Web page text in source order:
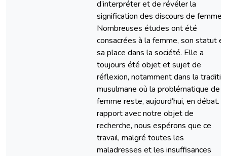
d’interpréter et de révéler la
signification des discours de femmes.
Nombreuses études ont été
consacrées à la femme, son statut et
sa place dans la société. Elle a
toujours été objet et sujet de
réflexion, notamment dans la
musulmane où la problématique de
femme reste, aujourd’hui, en débat.
rapport avec notre objet de
recherche, nous espérons que ce
travail, malgré toutes les
maladresses et les insuffisances